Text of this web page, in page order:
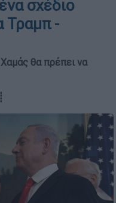
σχέδιο
Τραμπ -
θα πρέπει να